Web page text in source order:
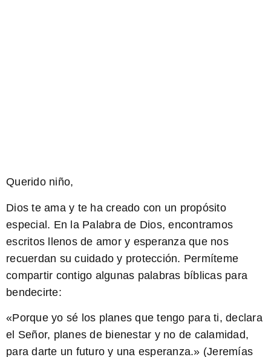
Querido niño,
Dios te ama y te ha creado con un propósito
especial. En la Palabra de Dios, encontramos
escritos llenos de amor y esperanza que nos
recuerdan su cuidado y protección. Permíteme
compartir contigo algunas palabras bíblicas para
bendecirte:
«Porque yo sé los planes que tengo para ti, declara
el Señor, planes de bienestar y no de calamidad,
para darte un futuro y una esperanza.» (Jeremías